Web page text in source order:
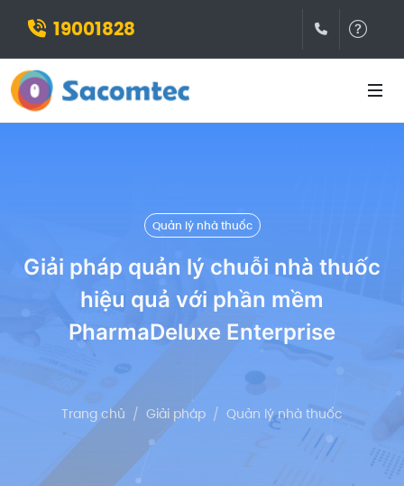
19001828
Quản lý nhà thuốc
Giải pháp quản lý chuỗi nhà thuốc
hiệu quả với phần mềm
PharmaDeluxe Enterprise
Trang chủ Giải pháp Quản lý nhà thuốc